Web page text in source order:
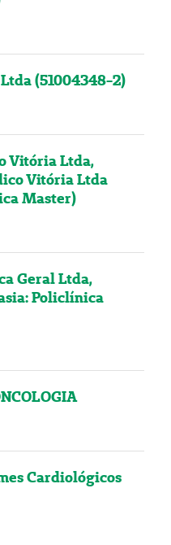
(51004348-2)
Vitória Ltda,
Vitória Ltda
Master)
Geral Ltda,
Policlínica
Cardiológicos